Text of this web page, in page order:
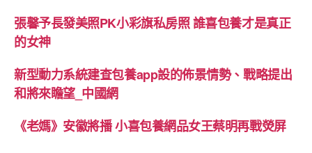
張馨予長發美照PK小彩旗私房照 誰喜包養才是真正
的女神
新型動力系統建查包養app設的佈景情勢、戰略提出
和將來瞻望_中國網
《老媽》安徽將播 小喜包養網品女王蔡明再戰熒屏